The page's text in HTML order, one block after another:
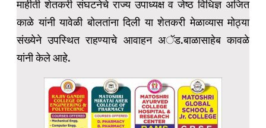
माहीती शेतकरी संघटनेचे राज्य उपाध्यक्ष व जेष्ठ विधिज्ञ अजित
काळे यांनी यावेळी बोलतांना दिली या शेतकरी मेळाव्यास मोठ्या
संख्येने उपस्थित राहण्याचे आवाहन अॅड.बाळासाहेब कावळे
यांनी केले आहे.